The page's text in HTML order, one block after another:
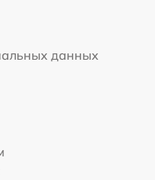
данных